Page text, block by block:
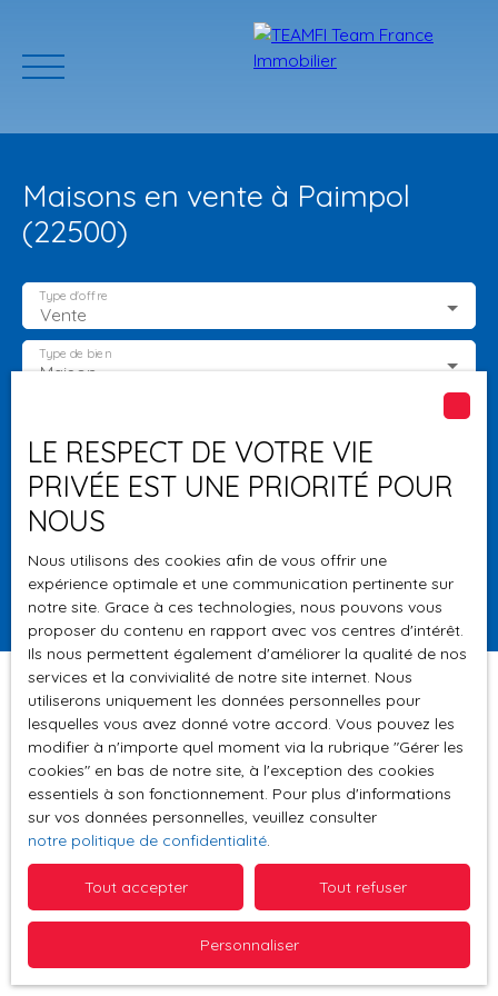
ACCUEIL PROGRAMMES
Estimation
Maisons en vente à Paimpol
(22500)
Vente
Type d'offre
Maison
Type de bien
Budget max (€)
Surface min (m²)
Rechercher
Pertinence
Trier par Créer une alerte
Aucun résultat
LE RESPECT DE VOTRE VIE
PRIVÉE EST UNE PRIORITÉ POUR
NOUS
Nous utilisons des cookies afin de vous offrir une
expérience optimale et une communication pertinente sur
notre site. Grace à ces technologies, nous pouvons vous
proposer du contenu en rapport avec vos centres d'intérêt.
Ils nous permettent également d'améliorer la qualité de nos
services et la convivialité de notre site internet. Nous
utiliserons uniquement les données personnelles pour
lesquelles vous avez donné votre accord. Vous pouvez les
modifier à n'importe quel moment via la rubrique ″Gérer les
cookies″ en bas de notre site, à l'exception des cookies
essentiels à son fonctionnement. Pour plus d'informations
sur vos données personnelles, veuillez consulter
notre politique de confidentialité.
Tout accepter Tout refuser
Personnaliser